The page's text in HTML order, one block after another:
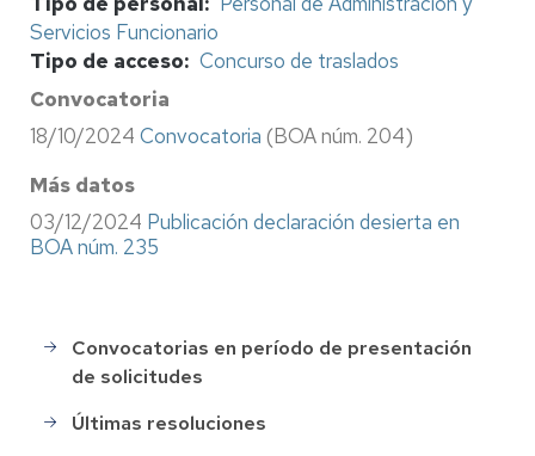
Servicios Funcionario
Tipo de acceso
Concurso de traslados
Convocatoria
18/10/2024 Convocatoria (BOA núm. 204)
Más datos
03/12/2024 Publicación declaración desierta en
BOA núm. 235
Selección
de
Personal
Convocatorias en período de presentación
de solicitudes
Últimas resoluciones